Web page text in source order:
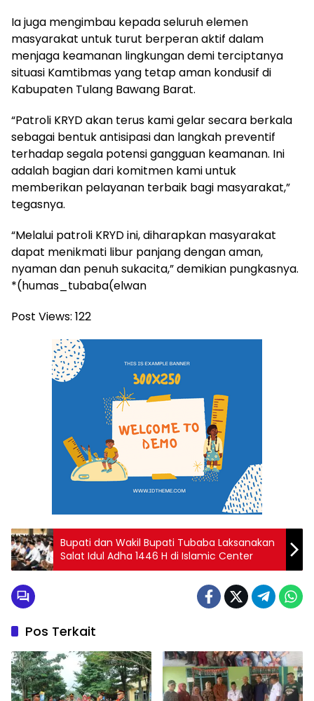
Ia juga mengimbau kepada seluruh elemen
masyarakat untuk turut berperan aktif dalam
menjaga keamanan lingkungan demi terciptanya
situasi Kamtibmas yang tetap aman kondusif di
Kabupaten Tulang Bawang Barat.
“Patroli KRYD akan terus kami gelar secara berkala
sebagai bentuk antisipasi dan langkah preventif
terhadap segala potensi gangguan keamanan. Ini
adalah bagian dari komitmen kami untuk
memberikan pelayanan terbaik bagi masyarakat,”
tegasnya.
“Melalui patroli KRYD ini, diharapkan masyarakat
dapat menikmati libur panjang dengan aman,
nyaman dan penuh sukacita,” demikian pungkasnya.
*(humas_tubaba(elwan
Post Views: 122
Bupati dan Wakil Bupati Tubaba Laksanakan
Salat Idul Adha 1446 H di Islamic Center
Pos Terkait